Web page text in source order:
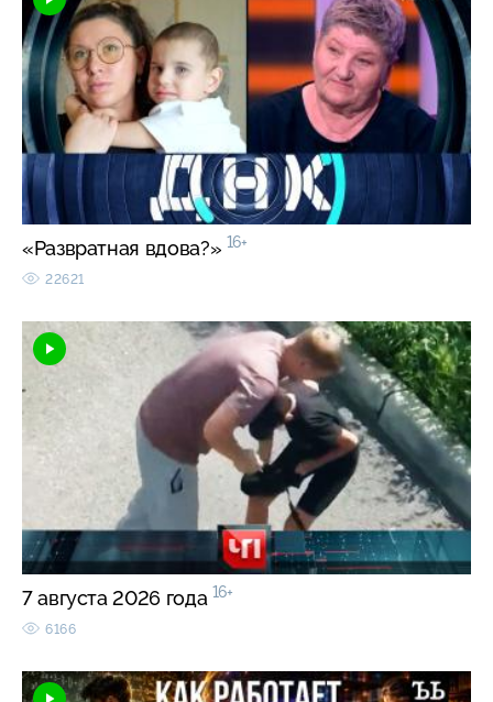
«Развратная вдова?» 16+
22621
7 августа 2026 года 16+
6166